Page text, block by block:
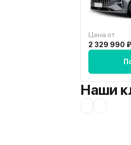
Цена от
2 329 990 ₽
Наши